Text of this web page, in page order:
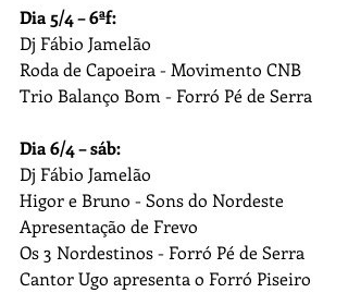
Dia 5/4 – 6ªf:
Dj Fábio Jamelão
Roda de Capoeira - Movimento CNB
Trio Balanço Bom - Forró Pé de Serra
Dia 6/4 – sáb:
Dj Fábio Jamelão
Higor e Bruno - Sons do Nordeste
Apresentação de Frevo
Os 3 Nordestinos - Forró Pé de Serra
Cantor Ugo apresenta o Forró Piseiro